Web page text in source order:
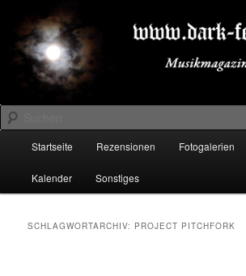
primären
Inhalt
springen
sekundären
Inhalt
springenDARK-FESTIVALS.DE
Suchen
Startseite Rezensionen Fotogalerien
Kalender Sonstiges
SCHLAGWORTARCHIV: PROJECT PITCHFORK